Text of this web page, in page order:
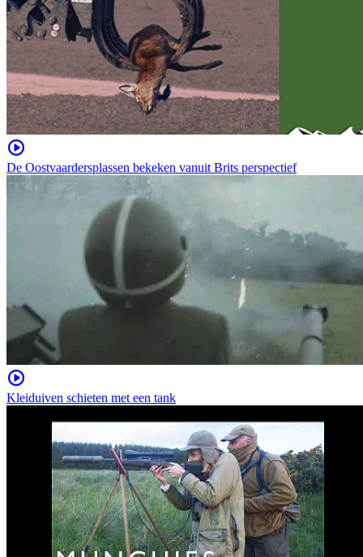
De Oostvaardersplassen bekeken vanuit Brits perspectief
Kleiduiven schieten met een tank